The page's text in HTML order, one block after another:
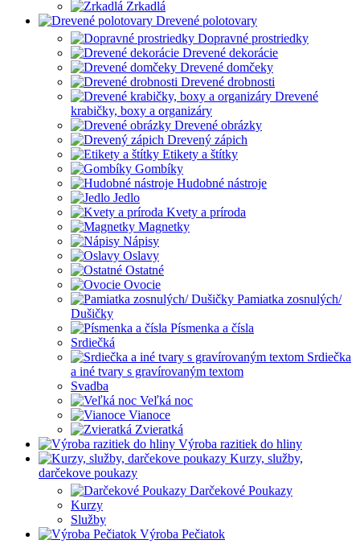
Zrkadlá
Drevené polotovary
Dopravné prostriedky
Drevené dekorácie
Drevené domčeky
Drevené drobnosti
Drevené
krabičky, boxy a organizáry
Drevené obrázky
Drevený zápich
Etikety a štítky
Gombíky
Hudobné nástroje
Jedlo
Kvety a príroda
Magnetky
Nápisy
Oslavy
Ostatné
Ovocie
Pamiatka zosnulých/
Dušičky
Písmenka a čísla
Srdiečká
Srdiečka
a iné tvary s gravírovaným textom
Svadba
Veľká noc
Vianoce
Zvieratká
Výroba razitiek do hliny
Kurzy, služby,
darčekove poukazy
Darčekové Poukazy
Kurzy
Služby
Výroba Pečiatok